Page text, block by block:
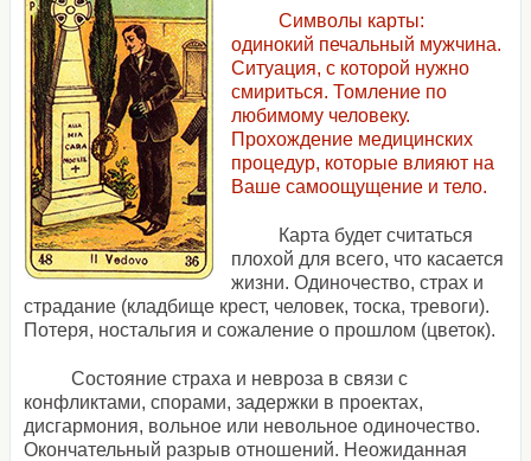
Символы карты:
одинокий печальный мужчина.
Ситуация, с которой нужно
смириться. Томление по
любимому человеку.
Прохождение медицинских
процедур, которые влияют на
Ваше самоощущение и тело.
Карта будет считаться
плохой для всего, что касается
жизни. Одиночество, страх и
страдание (кладбище крест, человек, тоска, тревоги).
Потеря, ностальгия и сожаление о прошлом (цветок).
Состояние страха и невроза в связи с
конфликтами, спорами, задержки в проектах,
дисгармония, вольное или невольное одиночество.
Окончательный разрыв отношений. Неожиданная